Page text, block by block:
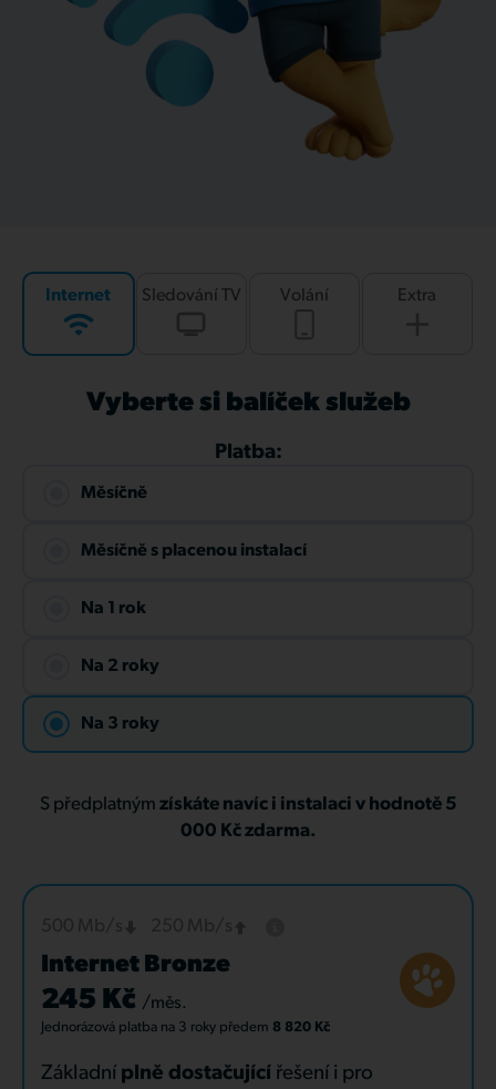
Internet Sledování TV Volání Extra
Vyberte si balíček služeb
Platba:
Měsíčně
Měsíčně s placenou instalací
Na 1 rok
Na 2 roky
Na 3 roky
S předplatným získáte navíc i instalaci v hodnotě 5
000 Kč zdarma.
Internet Bronze
245 Kč /měs.
Jednorázová platba na 3 roky předem 8 820 Kč
Základní plně dostačující řešení i pro